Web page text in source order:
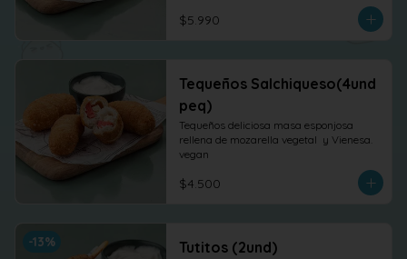
$5.990
Tequeños Salchiqueso(4und
peq)
Tequeños deliciosa masa esponjosa
rellena de mozarella vegetal  y Vienesa.
vegan
$4.500
-13% Tutitos (2und)